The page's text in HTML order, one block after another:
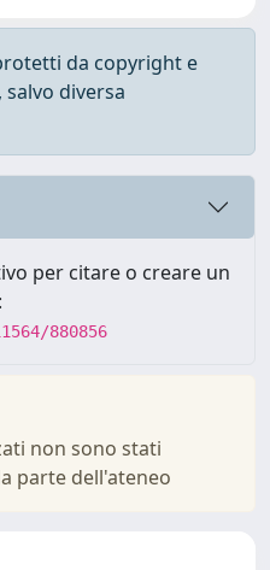
da copyright e
diversa
per citare o creare un
880856
non sono stati
parte dell'ateneo